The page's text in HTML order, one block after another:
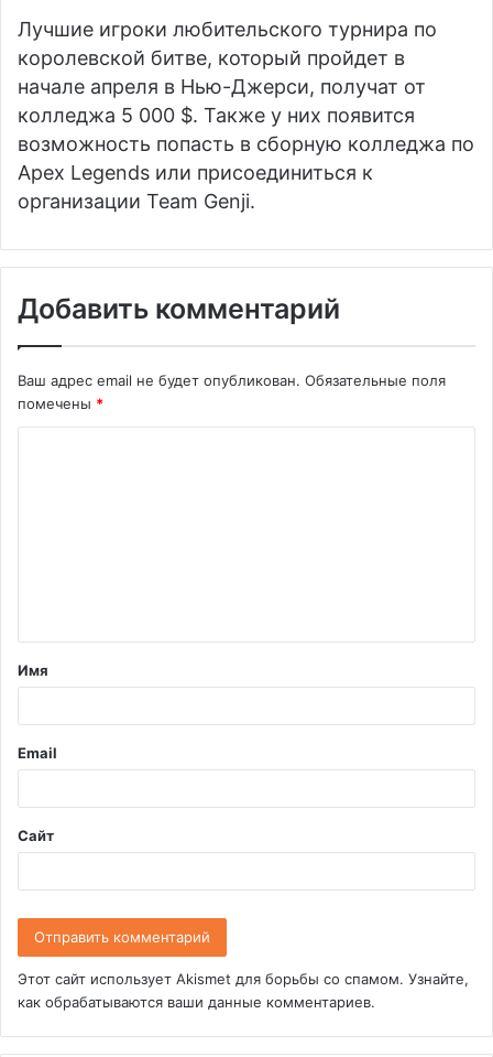
Лучшие игроки любительского турнира по
королевской битве, который пройдет в
начале апреля в Нью-Джерси, получат от
колледжа 5 000 $. Также у них появится
возможность попасть в сборную колледжа по
Apex Legends или присоединиться к
организации Team Genji.
Добавить комментарий
Ваш адрес email не будет опубликован. Обязательные поля
помечены *
т
а
й
*
Имя
Email
Сайт
Этот сайт использует Akismet для борьбы со спамом. Узнайте,
как обрабатываются ваши данные комментариев.